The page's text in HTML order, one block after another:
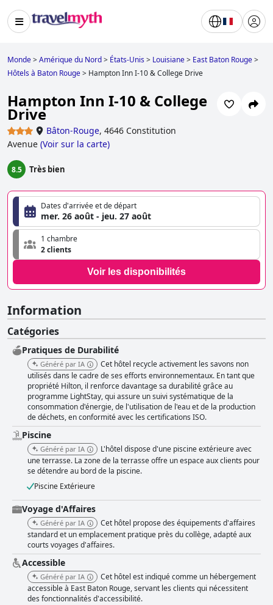
Monde>Amérique du Nord> États-Unis> Louisiane> East Baton Rouge>
Hôtels à Baton Rouge> Hampton Inn I-10 & College Drive
Hampton Inn I-10 & College
Drive
Bâton-Rouge, 4646 Constitution
Avenue (Voir sur la carte)
8.5 Très bien
Dates d'arrivée et de départ
mer. 26 août - jeu. 27 août
1 chambre
2 clients
Voir les disponibilités
Information
Catégories
Pratiques de Durabilité
Généré par IA
Cet hôtel recycle activement les savons non
utilisés dans le cadre de ses efforts environnementaux. En tant que
propriété Hilton, il renforce davantage sa durabilité grâce au
programme LightStay, qui assure un suivi systématique de la
consommation d'énergie, de l'utilisation de l'eau et de la production
de déchets, en conformité avec les certifications ISO.
Piscine
Généré par IA
L'hôtel dispose d'une piscine extérieure avec
une terrasse. La zone de la terrasse offre un espace aux clients pour
se détendre au bord de la piscine.
Piscine Extérieure
Voyage d'Affaires
Généré par IA
Cet hôtel propose des équipements d'affaires
standard et un emplacement pratique près du collège, adapté aux
courts voyages d'affaires.
Accessible
Généré par IA
Cet hôtel est indiqué comme un hébergement
accessible à East Baton Rouge, servant les clients qui nécessitent
des fonctionnalités d'accessibilité.